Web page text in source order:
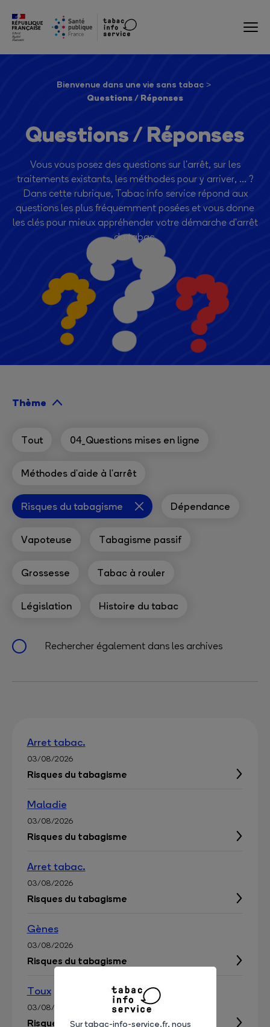
Bienvenue dans une vie sans tabac
Questions / Réponses
Questions / Réponses
Vous vous posez des questions sur l'arrêt, sur les
traitements existants, les méthodes pour y arriver, ... ?
Dans cette rubrique, Tabac info service répond aux
questions les plus fréquemment posées et vous donne
les clés pour mieux appréhender votre démarche d'arrêt
du tabac.
Thème
Tout 04_Questions mises en ligne
Méthodes d'aide à l'arrêt
Risques du tabagisme Dépendance
Vapoteuse Tabagisme passif
Grossesse Tabac à rouler
Législation Histoire du tabac
Rechercher également dans les archives
Arret tabac.
03/08/2026
Risques du tabagisme
Maladie
03/08/2026
Risques du tabagisme
Arret tabac.
03/08/2026
Risques du tabagisme
Gènes
03/08/2026
Risques du tabagisme
Toux
03/08/2026
Risques du tabagisme
Sur tabac-info-service.fr, nous